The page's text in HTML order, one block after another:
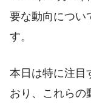
要な動向につい
す。
本日は特に注目
おり、これらの